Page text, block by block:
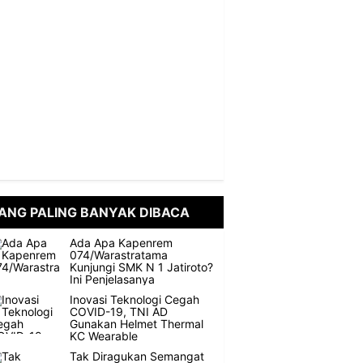
PALING BANYAK DIBACA
Ada Apa Kapenrem
074/Warastratama
Kunjungi SMK N 1 Jatiroto?
Ini Penjelasanya
Inovasi Teknologi Cegah
COVID-19, TNI AD
Gunakan Helmet Thermal
KC Wearable
Tak Diragukan Semangat